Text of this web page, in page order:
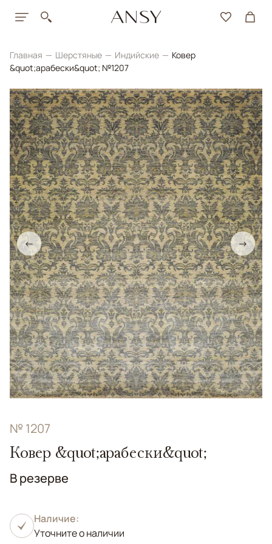
Главная Шерстяные Индийские
Ковер
&quot;арабески&quot; №1207
← →
№ 1207
Ковер &quot;арабески&quot;
В резерве
Наличие:
Уточните о наличии